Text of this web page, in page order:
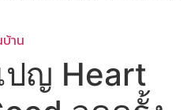
าน
ปญ Heart